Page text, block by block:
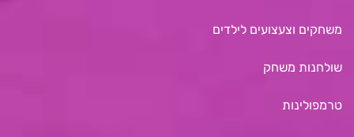
משחקים וצעצועים לילדים
שולחנות משחק
טרמפולינות